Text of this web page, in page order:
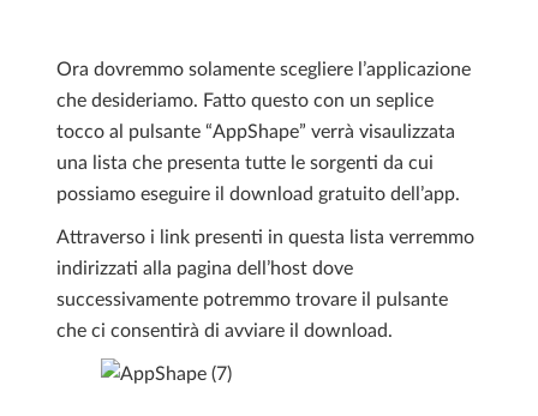
Ora dovremmo solamente scegliere l’applicazione
che desideriamo. Fatto questo con un seplice
tocco al pulsante “AppShape” verrà visaulizzata
una lista che presenta tutte le sorgenti da cui
possiamo eseguire il download gratuito dell’app.
Attraverso i link presenti in questa lista verremmo
indirizzati alla pagina dell’host dove
successivamente potremmo trovare il pulsante
che ci consentirà di avviare il download.